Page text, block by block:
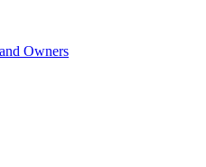
Owners